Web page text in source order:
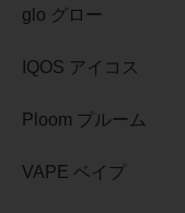
glo グロー
IQOS アイコス
Ploom プルーム
VAPE ベイプ